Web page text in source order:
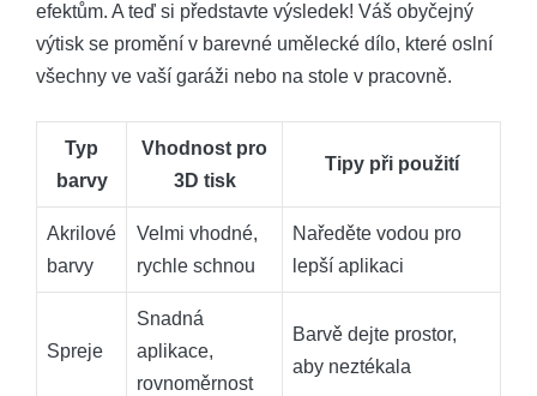
efektům. A teď si představte výsledek! Váš obyčejný
výtisk se promění v barevné umělecké dílo, které oslní
všechny ve vaší garáži nebo na stole v pracovně.
Typ
barvy
Vhodnost pro
3D tisk
Tipy při použití
Akrilové
barvy
Velmi vhodné,
rychle schnou
Naředěte vodou pro
lepší aplikaci
Spreje
Snadná
aplikace,
rovnoměrnost
Barvě dejte prostor,
aby neztékala